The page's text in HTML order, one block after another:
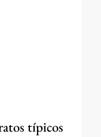
típicos